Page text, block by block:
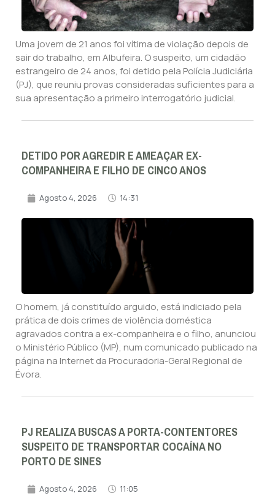
Uma jovem de 21 anos foi vítima de violação depois de
sair do trabalho, em Albufeira. O suspeito, um cidadão
estrangeiro de 24 anos, foi detido pela Polícia Judiciária
(PJ), que reuniu provas consideradas suficientes para a
sua apresentação a primeiro interrogatório judicial.
DETIDO POR AGREDIR E AMEAÇAR EX-
COMPANHEIRA E FILHO DE CINCO ANOS
Agosto 4, 2026 14:31
O homem, já constituído arguido, está indiciado pela
prática de dois crimes de violência doméstica
agravados contra a ex-companheira e o filho, anunciou
o Ministério Público (MP), num comunicado publicado na
página na Internet da Procuradoria-Geral Regional de
Évora.
PJ REALIZA BUSCAS A PORTA-CONTENTORES
SUSPEITO DE TRANSPORTAR COCAÍNA NO
PORTO DE SINES
Agosto 4, 2026 11:05